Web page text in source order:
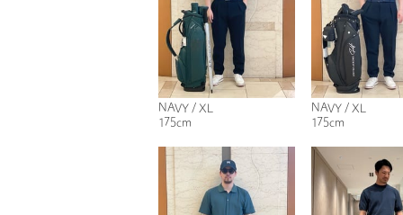
NAVY / XL
175cm
NAVY / XL
175cm